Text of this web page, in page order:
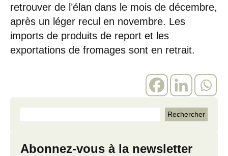
retrouver de l’élan dans le mois de décembre,
après un léger recul en novembre. Les
imports de produits de report et les
exportations de fromages sont en retrait.
Abonnez-vous à la newsletter